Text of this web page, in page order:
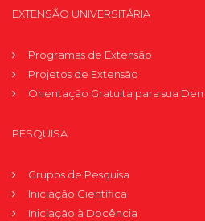
EXTENSÃO UNIVERSITÁRIA
Programas de Extensão
Projetos de Extensão
Orientação Gratuita para sua
PESQUISA
Grupos de Pesquisa
Iniciação Científica
Iniciação à Docência